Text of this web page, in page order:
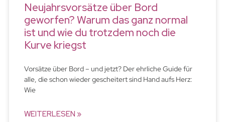
Neujahrsvorsätze über Bord
geworfen? Warum das ganz normal
ist und wie du trotzdem noch die
Kurve kriegst
Vorsätze über Bord – und jetzt? Der ehrliche Guide für
alle, die schon wieder gescheitert sind Hand aufs Herz:
Wie
WEITERLESEN »